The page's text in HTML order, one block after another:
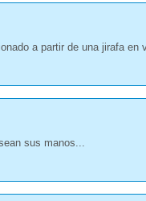
a partir de una jirafa en
sus manos...